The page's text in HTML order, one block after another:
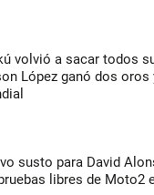
volvió a sacar todos
López ganó dos
susto para David
libres de Moto2